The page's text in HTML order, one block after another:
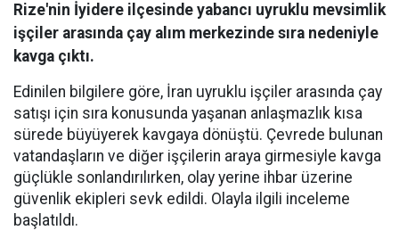
Rize'nin İyidere ilçesinde yabancı uyruklu mevsimlik
işçiler arasında çay alım merkezinde sıra nedeniyle
kavga çıktı.
Edinilen bilgilere göre, İran uyruklu işçiler arasında çay
satışı için sıra konusunda yaşanan anlaşmazlık kısa
sürede büyüyerek kavgaya dönüştü. Çevrede bulunan
vatandaşların ve diğer işçilerin araya girmesiyle kavga
güçlükle sonlandırılırken, olay yerine ihbar üzerine
güvenlik ekipleri sevk edildi. Olayla ilgili inceleme
başlatıldı.